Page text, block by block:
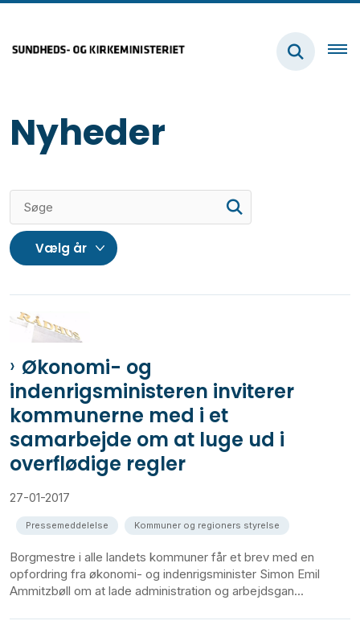
Nyheder
Økonomi- og
indenrigsministeren inviterer
kommunerne med i et
samarbejde om at luge ud i
overflødige regler
27-01-2017
Pressemeddelelse Kommuner og regioners styrelse
Borgmestre i alle landets kommuner får et brev med en
opfordring fra økonomi- og indenrigsminister Simon Emil
Ammitzbøll om at lade administration og arbejdsgan...